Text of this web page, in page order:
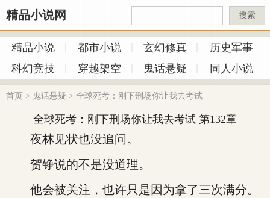
精品小说网 搜索
精品小说 都市小说 玄幻修真
历史军事
科幻竞技
穿越架空 鬼话悬疑 同人小说
首页 > 鬼话悬疑 > 全球死考：刚下刑场你让我去考试
全球死考：刚下刑场你让我去考试 第132章
夜林见状也没追问。
贺铮说的不是没道理。
他会被关注，也许只是因为拿了三次满分。